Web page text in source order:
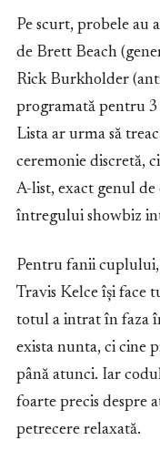
Pe scurt, probele au
de Brett Beach
Rick Burkholder
programată pentru 3
Lista ar urma să
ceremonie discretă,
A-list, exact genul
întregului showbiz
Pentru fanii
Travis Kelce își face
totul a intrat în faza
exista nunta, ci cine
până atunci. Iar
foarte precis despre
petrecere relaxată.